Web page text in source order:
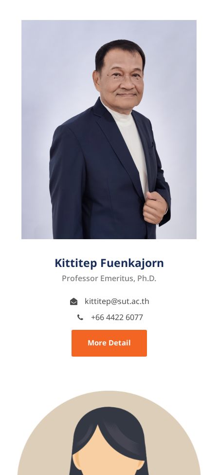
Kittitep Fuenkajorn
Professor Emeritus, Ph.D.
kittitep@sut.ac.th
+66 4422 6077
More Detail